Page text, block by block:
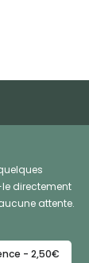
directement
attente.
- 2,50€